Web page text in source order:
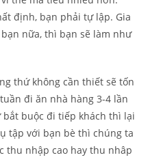
định, bạn phải tự lập. Gia
nữa, thì bạn sẽ làm như
thứ không cần thiết sẽ tốn
đi ăn nhà hàng 3-4 lần
buộc đi tiếp khách thì lại
tập với bạn bè thì chúng ta
thu nhập cao hay thu nhâp